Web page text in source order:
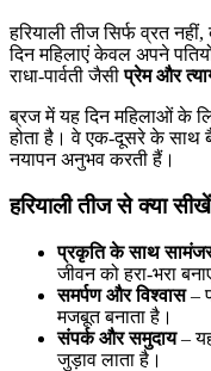
हरियाली तीज सिर्फ व्रत
दिन महिलाएं केवल अपने
राधा-पार्वती जैसीप्रेम और
ब्रज में यह दिन महिलाओं के
होता है। वे एक-दूसरे के साथ
नयापन अनुभव करती हैं।
हरियाली तीज से क्या
प्रकृति के साथ
जीवन को हरा-भरा
समर्पण और विश्वास–
मजबूत बनाता है।
संपर्क और समुदाय–
जुड़ाव लाता है।